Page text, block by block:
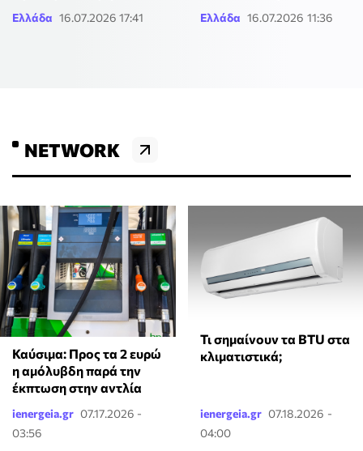
Ελλάδα 16.07.2026 17:41 Ελλάδα 16.07.2026 11:36
NETWORK
Καύσιμα: Προς τα 2 ευρώ
η αμόλυβδη παρά την
έκπτωση στην αντλία
ienergeia.gr 07.17.2026 -
03:56
Τι σημαίνουν τα BTU στα
κλιματιστικά;
ienergeia.gr 07.18.2026 -
04:00